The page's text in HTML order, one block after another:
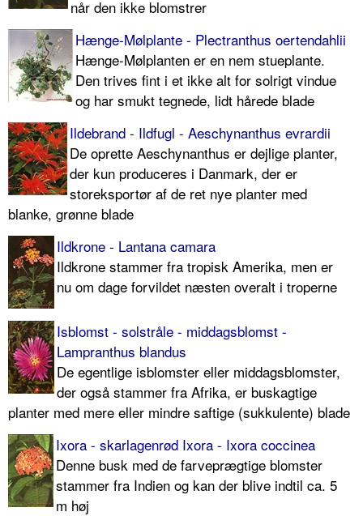
når den ikke blomstrer
Hænge-Mølplante - Plectranthus oertendahlii
Hænge-Mølplanten er en nem stueplante.
Den trives fint i et ikke alt for solrigt vindue
og har smukt tegnede, lidt hårede blade
Ildebrand - Ildfugl - Aeschynanthus evrardii
De oprette Aeschynanthus er dejlige planter,
der kun produceres i Danmark, der er
storeksportør af de ret nye planter med
blanke, grønne blade
Ildkrone - Lantana camara
Ildkrone stammer fra tropisk Amerika, men er
nu om dage forvildet næsten overalt i troperne
Isblomst - solstråle - middagsblomst -
Lampranthus blandus
De egentlige isblomster eller middagsblomster,
der også stammer fra Afrika, er buskagtige
planter med mere eller mindre saftige (sukkulente) blade
Ixora - skarlagenrød Ixora - Ixora coccinea
Denne busk med de farveprægtige blomster
stammer fra Indien og kan der blive indtil ca. 5
m høj